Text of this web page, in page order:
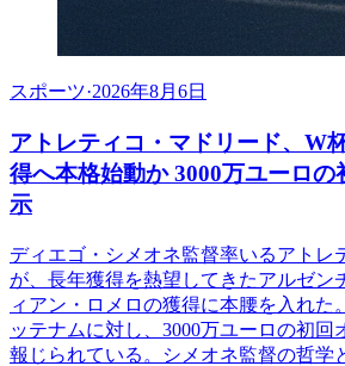
スポーツ·2026年8月6日
アトレティコ・マドリード、W
得へ本格始動か 3000万ユーロの
示
ディエゴ・シメオネ監督率いるアトレ
が、長年獲得を熱望してきたアルゼン
ィアン・ロメロの獲得に本腰を入れた
ッテナムに対し、3000万ユーロの初回
報じられている。シメオネ監督の哲学